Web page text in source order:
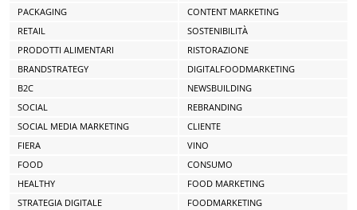
PACKAGING
CONTENT MARKETING
RETAIL
SOSTENIBILITÀ
PRODOTTI ALIMENTARI
RISTORAZIONE
BRANDSTRATEGY
DIGITALFOODMARKETING
B2C
NEWSBUILDING
SOCIAL
REBRANDING
SOCIAL MEDIA MARKETING
CLIENTE
FIERA
VINO
FOOD
CONSUMO
HEALTHY
FOOD MARKETING
STRATEGIA DIGITALE
FOODMARKETING